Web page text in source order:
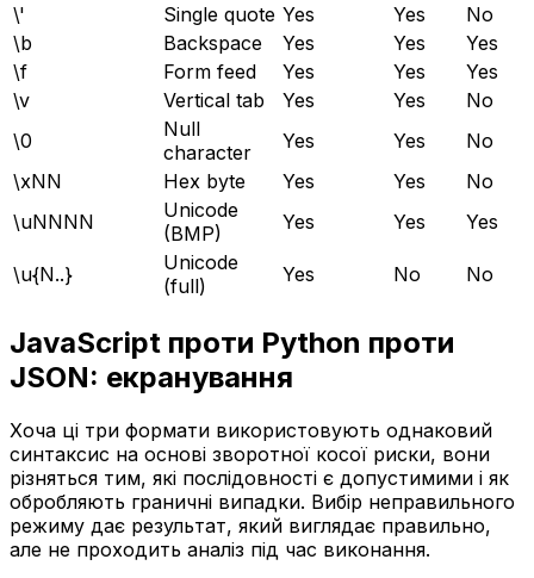
\'
Single quote Yes Yes
No
\b
Backspace Yes Yes
Yes
\f
Form feed Yes Yes
Yes
\v
Vertical tab Yes Yes
No
\0
Null
character
Yes Yes
No
\xNN
Hex byte Yes Yes
No
\uNNNN
Unicode
(BMP)
Yes Yes Yes
\u{N..}
Unicode
(full)
Yes No No
JavaScript проти Python проти
JSON: екранування
Хоча ці три формати використовують однаковий
синтаксис на основі зворотної косої риски, вони
різняться тим, які послідовності є допустимими і як
обробляють граничні випадки. Вибір неправильного
режиму дає результат, який виглядає правильно,
але не проходить аналіз під час виконання.